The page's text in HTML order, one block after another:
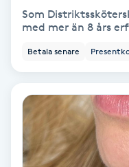
Gravidyoga
Gruppträning
Hatha Yoga
Som
Betala senare